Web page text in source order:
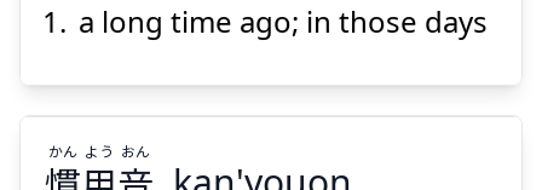
その
むかし
a long time ago; in those days
かん よう おん